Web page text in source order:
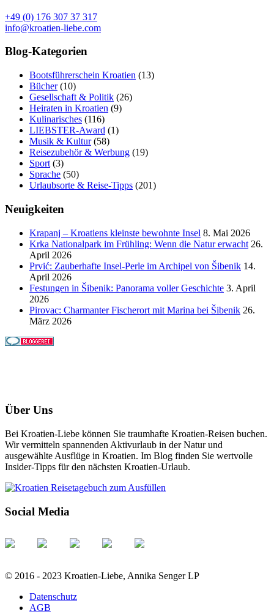
+49 (0) 176 307 37 317
info@kroatien-liebe.com
Blog-Kategorien
Bootsführerschein Kroatien (13)
Bücher(10)
Gesellschaft & Politik (26)
Heiraten in Kroatien (9)
Kulinarisches (116)
LIEBSTER-Award (1)
Musik & Kultur(58)
Reisezubehör & Werbung (19)
Sport (3)
Sprache (50)
Urlaubsorte & Reise-Tipps (201)
Neuigkeiten
Krapanj – Kroatiens kleinste bewohnte Insel 8. Mai 2026
Krka Nationalpark im Frühling: Wenn die Natur erwacht 26.
April 2026
Prvić: Zauberhafte Insel-Perle im Archipel von Šibenik 14.
April 2026
Festungen in Šibenik: Panorama voller Geschichte 3. April
2026
Pirovac: Charmanter Fischerort mit Marina bei Šibenik 26.
März 2026
Über Uns
Bei Kroatien-Liebe können Sie traumhafte Kroatien-Reisen buchen.
Wir vermitteln spannenden Aktivurlaub in der Natur und
ausgewählte Ausflüge in Kroatien. Im Blog finden Sie wertvolle
Insider-Tipps für den nächsten Kroatien-Urlaub.
Social Media
© 2016 - 2023 Kroatien-Liebe, Annika Senger LP
Datenschutz
AGB